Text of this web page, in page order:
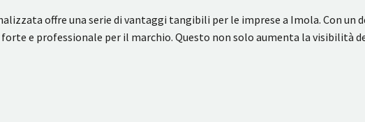
offre una serie di vantaggi tangibili per le imprese a Imola. Con un
e professionale per il marchio. Questo non solo aumenta la visibilità